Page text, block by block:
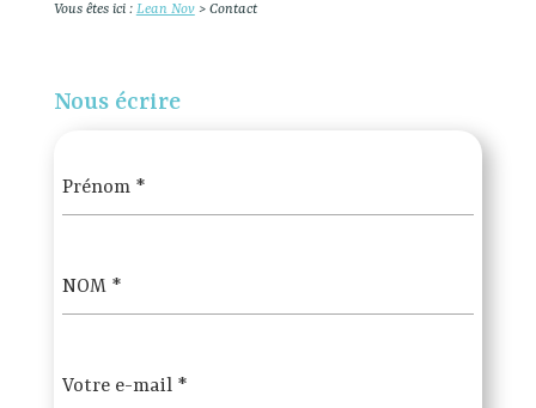
Vous êtes ici : Lean Nov> Contact
Nous écrire
Prénom *
NOM *
Votre e-mail *